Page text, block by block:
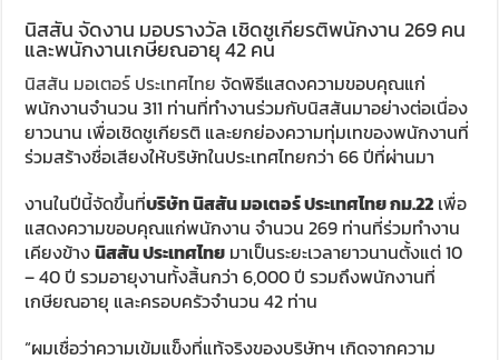
นิสสัน จัดงาน มอบรางวัล เชิดชูเกียรติพนักงาน 269 คน
และพนักงานเกษียณอายุ 42 คน
นิสสัน มอเตอร์ ประเทศไทย จัดพิธีแสดงความขอบคุณแก่
พนักงานจำนวน 311 ท่านที่ทำงานร่วมกับนิสสันมาอย่างต่อเนื่อง
ยาวนาน เพื่อเชิดชูเกียรติ และยกย่องความทุ่มเทของพนักงานที่
ร่วมสร้างชื่อเสียงให้บริษัทในประเทศไทยกว่า 66 ปีที่ผ่านมา
งานในปีนี้จัดขึ้นที่บริษัท นิสสัน มอเตอร์ ประเทศไทย กม.22 เพื่อ
แสดงความขอบคุณแก่พนักงาน จำนวน 269 ท่านที่ร่วมทำงาน
เคียงข้างนิสสัน ประเทศไทย มาเป็นระยะเวลายาวนานตั้งแต่ 10
– 40 ปี รวมอายุงานทั้งสิ้นกว่า 6,000 ปี รวมถึงพนักงานที่
เกษียณอายุ และครอบครัวจำนวน 42 ท่าน
“ผมเชื่อว่าความเข้มแข็งที่แท้จริงของบริษัทฯ เกิดจากความ